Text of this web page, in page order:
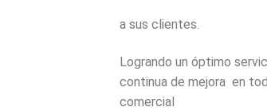
a sus clientes.
Logrando un óptimo
continua de mejora en
comercial